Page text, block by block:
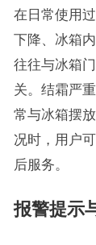
在日常使用
下降、冰箱
往往与冰箱
关。结霜严
常与冰箱摆
况时，用户
后服务。
报警提示